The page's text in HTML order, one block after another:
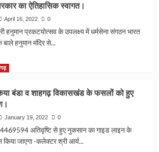
का ऐतिहासिक स्वागत।
April 16, 2022 0
हनुमान प्रकटयोत्सव के उपलक्ष्य में धर्मसेना संगठन भारत
बाले हनुमान मंदिर से...
बंडा व शाहगढ़ विकासखंड के फसलों को हुए
January 19, 2022 0
अतिवृष्टि से हुए नुकसान का गाइड लाइन के
जाएगा -कलेक्टर श्री आर्य...